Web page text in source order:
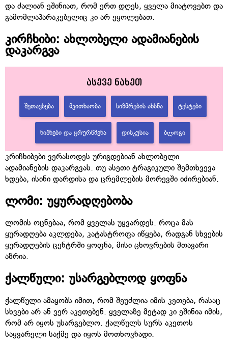
და ძალიან ეშინიათ, რომ ერთ დღეს, ყველა მიატოვებთ და
გამომლაპარაკებელიც კი არ ეყოლებათ.
კირჩხიბი: ახლობელი ადამიანების
დაკარგვა
ასევე ნახეთ
ᲨᲔᲗᲐᲕᲡᲔᲑᲐ ᲛᲙᲘᲗᲮᲐᲝᲑᲐ ᲡᲘᲖᲛᲠᲔᲑᲘᲡ ᲐᲮᲡᲜᲐ ᲢᲔᲡᲢᲔᲑᲘ
ᲜᲘᲨᲜᲔᲑᲘ ᲓᲐ ᲪᲠᲣᲠᲬᲛᲔᲜᲐ ᲓᲘᲡᲙᲣᲡᲘᲐ ᲑᲚᲝᲒᲘ
კრიჩხიბები ვერასოდეს ურიგდებიან ახლობელი
ადამიანების დაკარგვას. თუ ასეთი ტრაგიკული შემთხვევა
ხდება, ისინი დარდისა და ცრემლების მორევში იძირებიან.
ლომი: უყურადღებობა
ლომის ოცნებაა, რომ ყველას უყვარდეს. როცა მას
ყურადღება აკლდება, კატასტროფა იწყება, რადგან სხვების
ყურადღების ცენტრში ყოფნა, მისი ცხოვრების მთავარი
აზრია.
ქალწული: უსარგებლოდ ყოფნა
ქალწული ამაყობს იმით, რომ შეუძლია იმის კეთება, რასაც
სხვები არ ან ვერ აკეთებენ. ყველაზე მეტად კი ეშინია იმის,
რომ არ იყოს უსარგებლო. ქალწულს სურს აკეთოს
საყვარელი საქმე და იყოს მოთხოვნადი.